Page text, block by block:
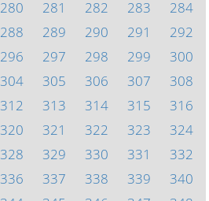
280 281 282 283
284
288 289 290 291
292
296 297 298 299
300
304 305 306 307
308
312 313 314 315
316
320 321 322 323
324
328 329 330 331
332
336 337 338 339
340